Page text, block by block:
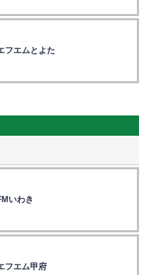
フエムとよた
いわき
フエム甲府